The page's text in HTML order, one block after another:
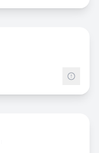
10
16